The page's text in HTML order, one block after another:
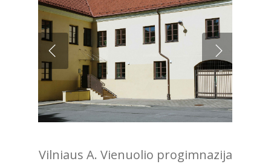
Vilniaus A. Vienuolio progimnazija